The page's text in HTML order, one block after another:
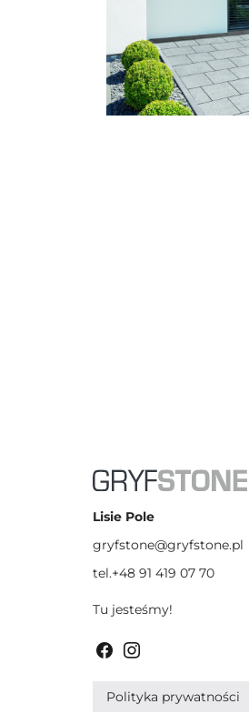
Lisie Pole
gryfstone@gryfstone.pl
tel.+48 91 419 07 70
Tu jesteśmy!
Polityka prywatności